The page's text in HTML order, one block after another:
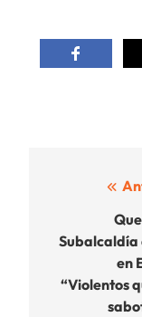
entradas
Subalcaldía
en
“Violentos